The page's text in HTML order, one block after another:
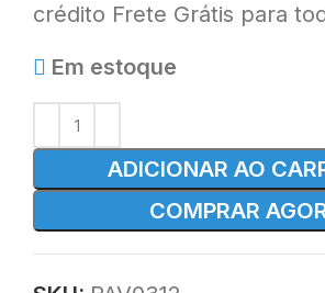
crédito Frete Grátis para
Em estoque
ADICIONAR AO
COMPRAR